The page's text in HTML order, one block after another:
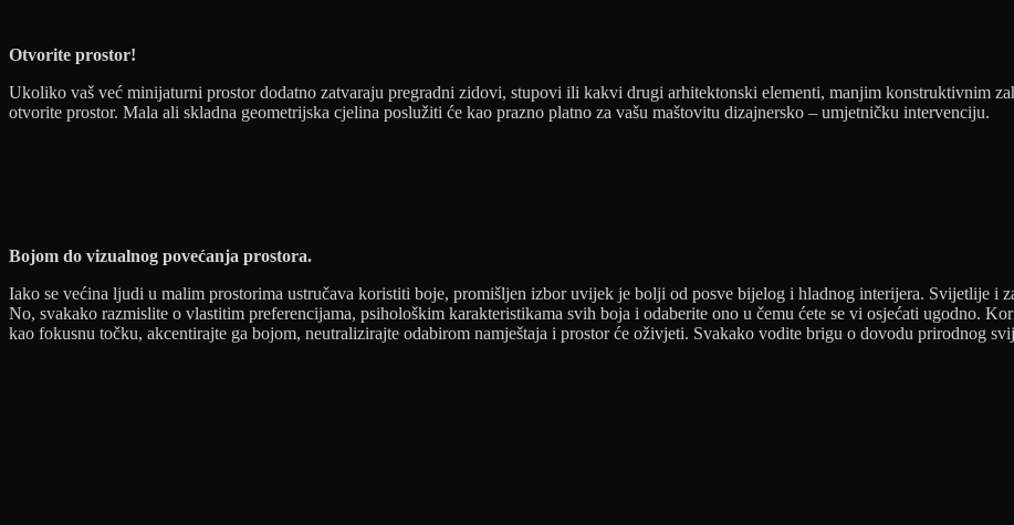
Otvorite prostor!
Ukoliko vaš već minijaturni prostor dodatno zatvaraju pregradni zidovi, stupovi ili kakvi drugi arhitektonski elementi, manjim konstruktivnim
otvorite prostor. Mala ali skladna geometrijska cjelina poslužiti će kao prazno platno za vašu maštovitu dizajnersko – umjetničku intervenciju.
Bojom do vizualnog povećanja prostora.
Iako se većina ljudi u malim prostorima ustručava koristiti boje, promišljen izbor uvijek je bolji od posve bijelog i hladnog interijera. Svijetlije i
No, svakako razmislite o vlastitim preferencijama, psihološkim karakteristikama svih boja i odaberite ono u čemu ćete se vi osjećati ugodno.
kao fokusnu točku, akcentirajte ga bojom, neutralizirajte odabirom namještaja i prostor će oživjeti. Svakako vodite brigu o dovodu prirodnog